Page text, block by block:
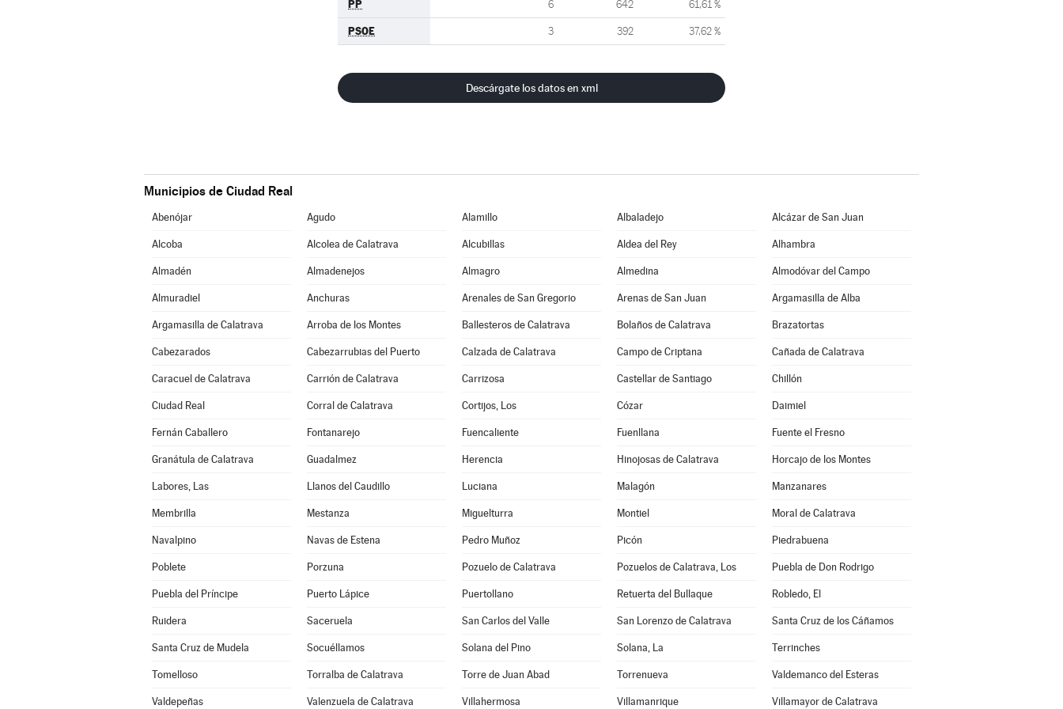
PP 6 642 61,61 %
PSOE 3 392 37,62 %
Descárgate los datos en xml
Municipios de Ciudad Real
Abenójar Agudo Alamillo Albaladejo Alcázar de San Juan
Alcoba Alcolea de Calatrava Alcubillas Aldea del Rey Alhambra
Almadén Almadenejos Almagro Almedina Almodóvar del Campo
Almuradiel Anchuras Arenales de San Gregorio Arenas de San Juan Argamasilla de Alba
Argamasilla de Calatrava Arroba de los Montes Ballesteros de Calatrava Bolaños de Calatrava Brazatortas
Cabezarados Cabezarrubias del Puerto Calzada de Calatrava Campo de Criptana Cañada de Calatrava
Caracuel de Calatrava Carrión de Calatrava Carrizosa Castellar de Santiago Chillón
Ciudad Real Corral de Calatrava Cortijos, Los Cózar Daimiel
Fernán Caballero Fontanarejo Fuencaliente Fuenllana Fuente el Fresno
Granátula de Calatrava Guadalmez Herencia Hinojosas de Calatrava Horcajo de los Montes
Labores, Las Llanos del Caudillo Luciana Malagón Manzanares
Membrilla Mestanza Miguelturra Montiel Moral de Calatrava
Navalpino Navas de Estena Pedro Muñoz Picón Piedrabuena
Poblete Porzuna Pozuelo de Calatrava Pozuelos de Calatrava, Los Puebla de Don Rodrigo
Puebla del Príncipe Puerto Lápice Puertollano Retuerta del Bullaque Robledo, El
Ruidera Saceruela San Carlos del Valle San Lorenzo de Calatrava Santa Cruz de los Cáñamos
Santa Cruz de Mudela Socuéllamos Solana del Pino Solana, La Terrinches
Tomelloso Torralba de Calatrava Torre de Juan Abad Torrenueva Valdemanco del Esteras
Valdepeñas Valenzuela de Calatrava Villahermosa Villamanrique Villamayor de Calatrava